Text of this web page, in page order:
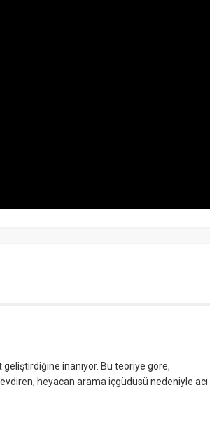
inanıyor. Bu teoriye göre,
heyacan arama içgüdüsü nedeniyle acı